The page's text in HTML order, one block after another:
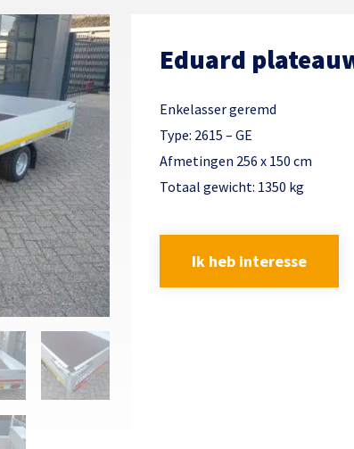
Eduard
Enkelasser geremd
Type: 2615 – GE
Afmetingen 256 x 150 cm
Totaal gewicht: 1350 kg
Ik heb interesse